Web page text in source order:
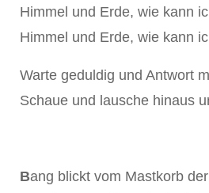
Himmel und Erde, wie kann
Himmel und Erde, wie kann
Warte geduldig und Antwort
Schaue und lausche hinaus
Bang blickt vom Mastkorb